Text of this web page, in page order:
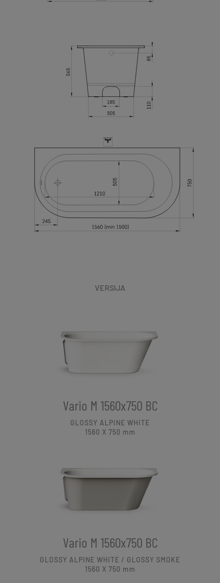
VERSIJA
Vario M 1560x750 BC
GLOSSY ALPINE WHITE
1560 X 750 mm
Vario M 1560x750 BC
GLOSSY ALPINE WHITE / GLOSSY SMOKE
1560 X 750 mm